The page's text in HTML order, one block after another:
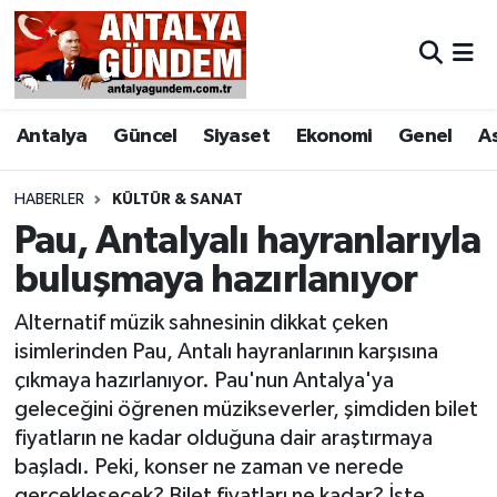
Antalya Güncel Siyaset Ekonomi Genel
HABERLER KÜLTÜR & SANAT
Pau, Antalyalı hayranlarıyla
buluşmaya hazırlanıyor
Alternatif müzik sahnesinin dikkat çeken
isimlerinden Pau, Antalı hayranlarının karşısına
çıkmaya hazırlanıyor. Pau'nun Antalya'ya
geleceğini öğrenen müzikseverler, şimdiden bilet
fiyatların ne kadar olduğuna dair araştırmaya
başladı. Peki, konser ne zaman ve nerede
Antalya
Asayiş
Bilim & Teknoloji
Bölge
EĞİTİM
Genel
Görüntülü Haber
Antalya Nöbetçi Eczaneler
Antalya Hava Durumu
Antalya Namaz Vakitleri
Antalya Trafik Yoğunluk Haritası
Süper Lig Puan Durumu ve Fikstür
Tüm Manşetler
Son Dakika Haberleri
Haber Arşivi